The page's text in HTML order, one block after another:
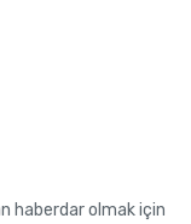
haberdar olmak için